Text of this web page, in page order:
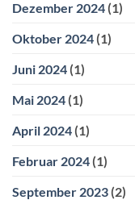
Dezember 2024 (1)
Oktober 2024 (1)
Juni 2024 (1)
Mai 2024 (1)
April 2024 (1)
Februar 2024 (1)
September 2023 (2)